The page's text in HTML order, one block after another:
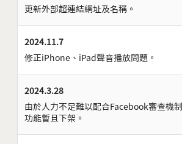
更新外部超連結網址及名稱。
2024.11.7
修正iPhone、iPad聲音播放問題。
2024.3.28
由於人力不足難以配合Facebook審查機
功能暫且下架。